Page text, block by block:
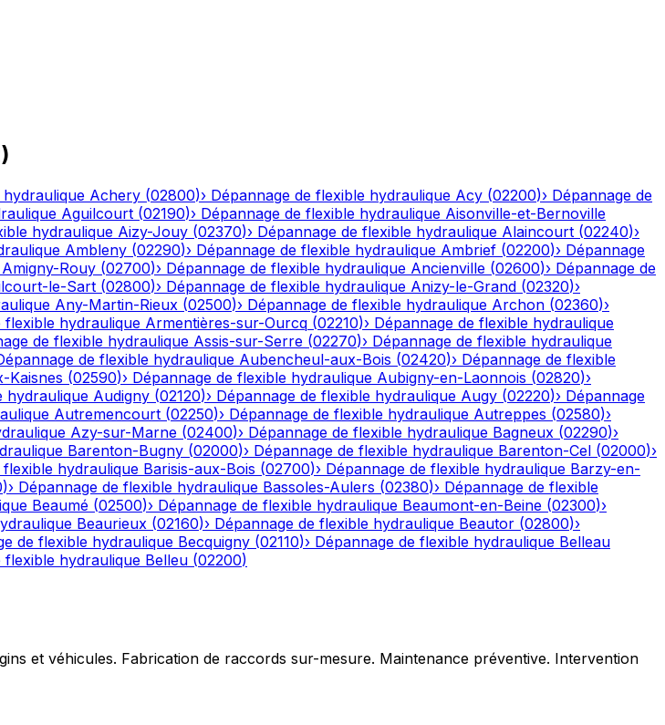
)
Achery (02800)› Dépannage de flexible hydraulique Acy (02200)› Dépannage de
Aguilcourt (02190)› Dépannage de flexible hydraulique Aisonville-et-Bernoville
hydraulique Aizy-Jouy (02370)› Dépannage de flexible hydraulique Alaincourt (02240)›
Ambleny (02290)› Dépannage de flexible hydraulique Ambrief (02200)› Dépannage
Amigny-Rouy (02700)› Dépannage de flexible hydraulique Ancienville (02600)› Dépannage de
le-Sart (02800)› Dépannage de flexible hydraulique Anizy-le-Grand (02320)›
Any-Martin-Rieux (02500)› Dépannage de flexible hydraulique Archon (02360)›
flexible hydraulique Armentières-sur-Ourcq (02210)› Dépannage de flexible hydraulique
de flexible hydraulique Assis-sur-Serre (02270)› Dépannage de flexible hydraulique
de flexible hydraulique Aubencheul-aux-Bois (02420)› Dépannage de flexible
Kaisnes (02590)› Dépannage de flexible hydraulique Aubigny-en-Laonnois (02820)›
hydraulique Audigny (02120)› Dépannage de flexible hydraulique Augy (02220)› Dépannage
Autremencourt (02250)› Dépannage de flexible hydraulique Autreppes (02580)›
Azy-sur-Marne (02400)› Dépannage de flexible hydraulique Bagneux (02290)›
Barenton-Bugny (02000)› Dépannage de flexible hydraulique Barenton-Cel (02000)›
flexible hydraulique Barisis-aux-Bois (02700)› Dépannage de flexible hydraulique Barzy-en-
)› Dépannage de flexible hydraulique Bassoles-Aulers (02380)› Dépannage de flexible
Beaumé (02500)› Dépannage de flexible hydraulique Beaumont-en-Beine (02300)›
Beaurieux (02160)› Dépannage de flexible hydraulique Beautor (02800)›
de flexible hydraulique Becquigny (02110)› Dépannage de flexible hydraulique Belleau
flexible hydraulique Belleu (02200)
et véhicules. Fabrication de raccords sur-mesure. Maintenance préventive. Intervention